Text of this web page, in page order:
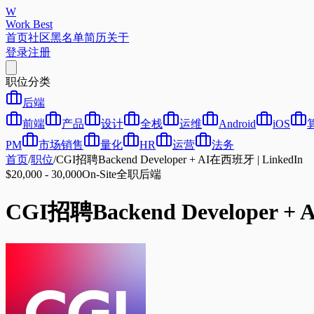
W
Work Best
首页社区黑名单简历关于
登录注册
职位分类
后端
前端
产品 设计 全栈 运维 Android iOS
PM
市场销售 量化 HR 运营
法务
首页/职位/CGI招聘Backend Developer + AI在西班牙 | LinkedIn
$20,000 - 30,000On-Site全职后端
CGI招聘Backend Developer +